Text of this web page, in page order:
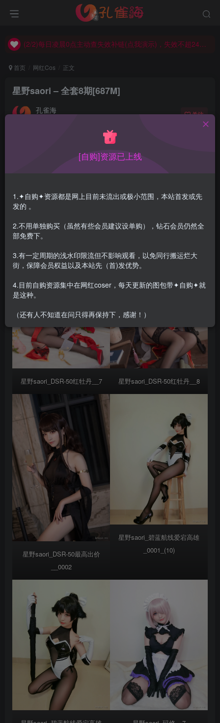
(2/2)每日凌晨0点主动查失效补链(点我演示)，失效不超24小时，
(2/2)每日凌晨0点主动查失效补链(点我演示)，失效不超24小时，
首页 网红Cos 正文
星野saori – 全套8期[687M]
孔雀海 关注
星野saori是一位来自广东湛江的羙女coser，准新人，入圈
不久还总让人以为是日本妹子，其实不是的
星野saori_DSR-50红牡丹__7 星野saori_DSR-50红牡丹__8
星野saori_DSR-50最高出价
__0002
星野saori_碧蓝航线爱宕高雄
_0001_(10)
[自购]资源已上线
1.✦自购✦资源都是网上目前未流出或极小范围，本站首发或先
发的 。
2.不用单独购买（虽然有些会员建议设单购），钻石会员仍然全
部免费下。
3.有一定周期的浅水印限流但不影响观看，以免同行搬运烂大
街，保障会员权益以及本站先（首)发优势。
4.目前自购资源集中在网红coser，每天更新的图包带✦自购✦就
是这种。
（还有人不知道在问只得再保持下，感谢！）